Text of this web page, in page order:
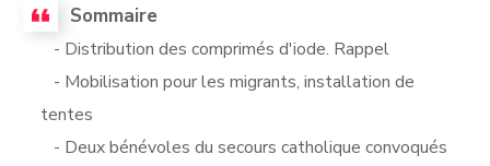
Sommaire
- Distribution des comprimés d'iode. Rappel
- Mobilisation pour les migrants, installation de
tentes
- Deux bénévoles du secours catholique convoqués